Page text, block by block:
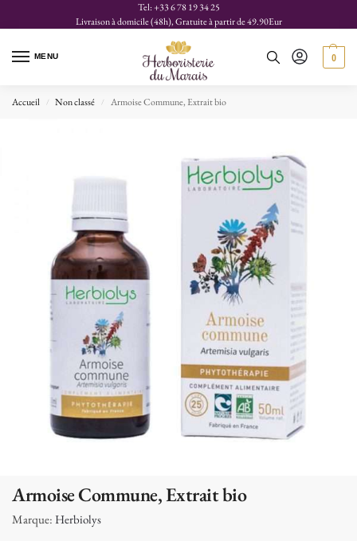
Tel: +33 6 78 19 34 25
Livraison à domicile (48h), Gratuite à partir de 49.90Eur
MENU 0
Accueil / Non classé / Armoise Commune, Extrait bio
Armoise Commune, Extrait bio
Marque: Herbiolys